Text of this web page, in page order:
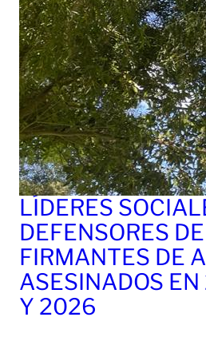
LÍDERES
DEFENSORES
FIRMANTES DE
ASESINADOS
Y 2026